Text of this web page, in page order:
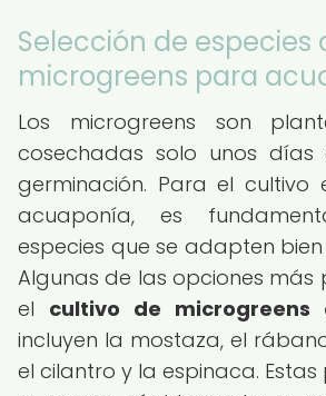
Selección de especies
microgreens para
Los microgreens son
cosechadas solo unos días
germinación. Para el cultivo
acuaponía, es
especies que se adapten
Algunas de las opciones
el cultivo de microgreens
incluyen la mostaza, el
el cilantro y la espinaca.